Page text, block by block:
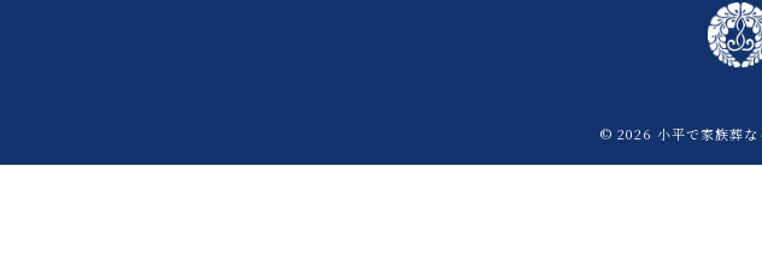
© 2026 小平で家族葬